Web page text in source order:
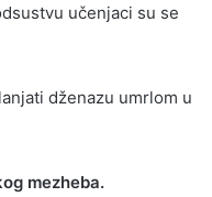
učenjaci su se
dženazu umrlom u
mezheba.